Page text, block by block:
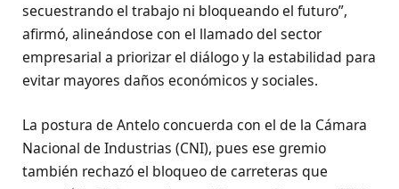
secuestrando el trabajo ni bloqueando el futuro”,
afirmó, alineándose con el llamado del sector
empresarial a priorizar el diálogo y la estabilidad para
evitar mayores daños económicos y sociales.
La postura de Antelo concuerda con el de la Cámara
Nacional de Industrias (CNI), pues ese gremio
también rechazó el bloqueo de carreteras que